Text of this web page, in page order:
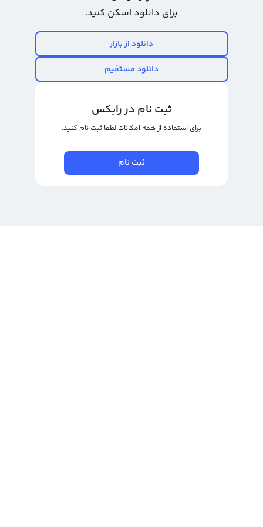
الگوریتم معدنکاری Proof of Work کار می‌کند و حجم معاملاتی بالایی دارد که به
خرید و فروش چین جی بی تی توجه به زمان و قیمت ورود و خروج به معامله بسیار
مهم است زیرا سود خرید و فروش چین جی بی تی در گرو شناخت بهترین زمان و
قیمت برای خرید یا فروش آن است.
کنید. در این صرافی، شما می‌توانید با استفاده از دو نوع پلتفرم تبدیل سریع و
معامله حرفه‌ای به معامله‌گران دیگر پیوسته و چین جی بی تی خود را با قیمت‌های
شما امکان می‌دهد به روشی سریع، قابل اطمینان و با قیمت‌های جهانی ریپل را
برای دانلود اسکن کنید.
دانلود از بازار
دانلود مستقیم
ثبت نام در رابکس
برای استفاده از همه امکانات لطفا ثبت نام کنید.
ثبت نام